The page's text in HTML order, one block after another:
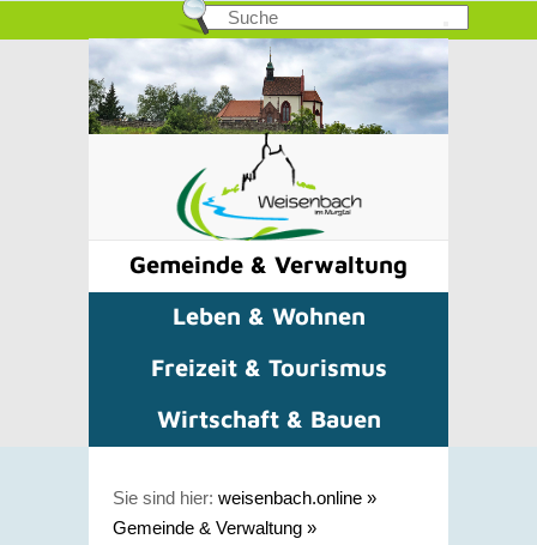
Gemeinde & Verwaltung
Leben & Wohnen
Freizeit & Tourismus
Wirtschaft & Bauen
Sie sind hier: weisenbach.online »
Gemeinde & Verwaltung »